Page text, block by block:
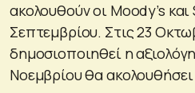
ακολουθούν οι Moody’s και
Σεπτεμβρίου. Στις 23
δημοσιοποιηθεί η
Νοεμβρίου θα